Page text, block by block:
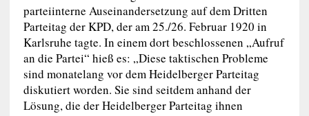
parteiinterne Auseinandersetzung auf dem Dritten
Parteitag der KPD, der am 25./26. Februar 1920 in
Karlsruhe tagte. In einem dort beschlossenen „Aufruf
an die Partei“ hieß es: „Diese taktischen Probleme
sind monatelang vor dem Heidelberger Parteitag
diskutiert worden. Sie sind seitdem anhand der
Lösung, die der Heidelberger Parteitag ihnen